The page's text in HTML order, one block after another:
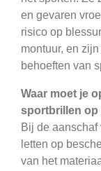
en gevaren
risico op
montuur, en
behoeften van
Waar moet je
sportbrillen op
Bij de aanschaf
letten op
van het